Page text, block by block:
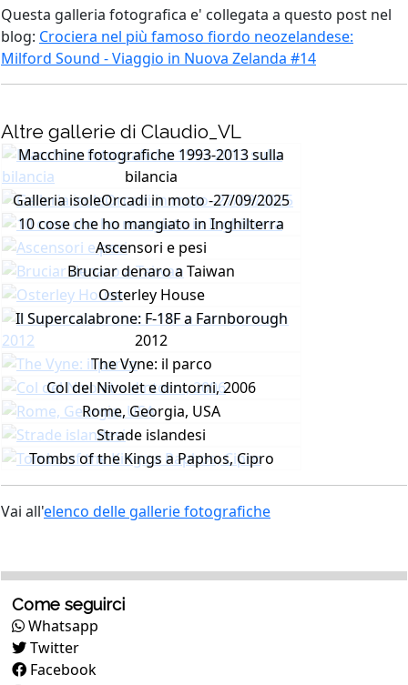
Questa galleria fotografica e' collegata a questo post nel
blog: Crociera nel più famoso fiordo neozelandese:
Milford Sound - Viaggio in Nuova Zelanda #14
Altre gallerie di Claudio_VL
Macchine fotografiche 1993-2013 sulla
bilancia
Galleria isoleOrcadi in moto -27/09/2025
10 cose che ho mangiato in Inghilterra
Ascensori e pesi
Bruciar denaro a Taiwan
Osterley House
Il Supercalabrone: F-18F a Farnborough
2012
The Vyne: il parco
Col del Nivolet e dintorni, 2006
Rome, Georgia, USA
Strade islandesi
Tombs of the Kings a Paphos, Cipro
Vai all'elenco delle gallerie fotografiche
Come seguirci
Whatsapp
Twitter
Facebook